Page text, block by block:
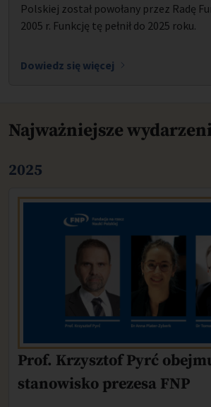
Polskiej został powołany przez Radę
2005 r. Funkcję tę pełnił do 2025 roku.
Dowiedz się więcej
Najważniejsze
2025
Prof. Krzysztof Pyrć
stanowisko prezesa FNP